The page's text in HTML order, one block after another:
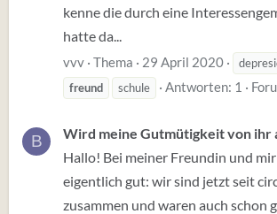
kenne die durch eine
hatte da...
vvv Thema 29 April 2020
freund
schule Antworten: 1
B
Wird meine Gutmütigkeit von ihr
Hallo! Bei meiner Freundin und
eigentlich gut: wir sind jetzt seit
zusammen und waren auch schon